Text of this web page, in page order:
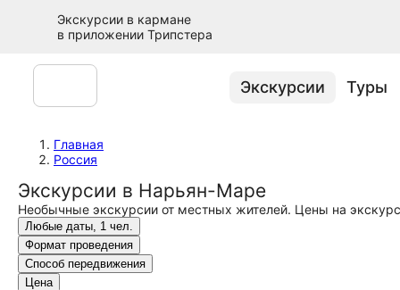
Экскурсии в кармане
в приложении Трипстера
Экскурсии Туры
Главная
Россия
Экскурсии в Нарьян-Маре
Необычные экскурсии от местных жителей. Цены на
Любые даты, 1 чел.
Формат проведения
Способ передвижения
Цена